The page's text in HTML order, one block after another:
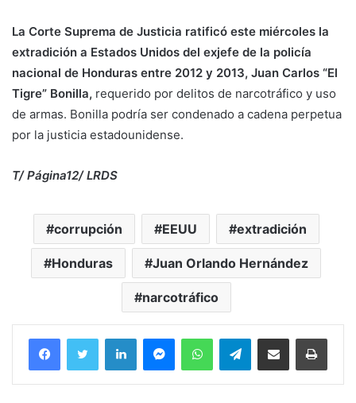
La Corte Suprema de Justicia ratificó este miércoles la
extradición a Estados Unidos del exjefe de la policía
nacional de Honduras entre 2012 y 2013, Juan Carlos “El
Tigre” Bonilla, requerido por delitos de narcotráfico y uso
de armas. Bonilla podría ser condenado a cadena perpetua
por la justicia estadounidense.
T/ Página12/ LRDS
corrupción EEUU extradición
Honduras Juan Orlando Hernández
narcotráfico
FacebookTwitter LinkedInMessengerWhatsAppTelegramCompartir por correo electrónico